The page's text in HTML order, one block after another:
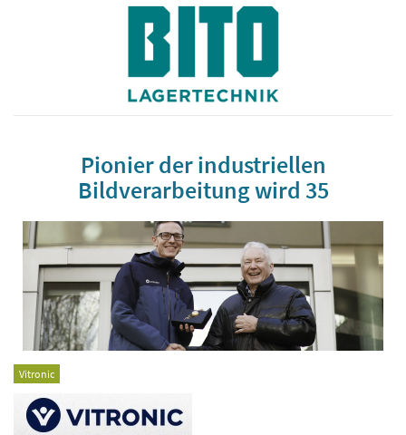
Pionier der industriellen
Bildverarbeitung wird 35
Vitronic